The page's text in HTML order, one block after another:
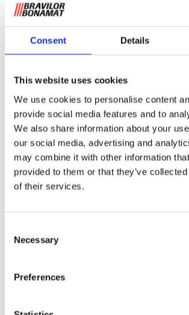
Consent Details
This website uses cookies
We use cookies to personalise content
provide social media features and to
We also share information about your
our social media, advertising and
may combine it with other information
provided to them or that they’ve
of their services.
Selection
Necessary
Preferences
Máquina de filtrado redonda para locales
agua. Hace grandes cantidades de café en
totales y diarios, sistemas de
“café está listo”, temporizador integrado y
seguridad óptimos. Incluye contenedor(es)
unidad(es) de filtrado y bandeja antigoteo.
Modelo con un sistema de elaboración y
10 litros (a la izquierda o derecha de la
permitirá juntar fácilmente por ejemplo
triples.
Hace rápidamente grandes
filtrado recién hecho
de acero inoxidable
Equipada con señal de "café está